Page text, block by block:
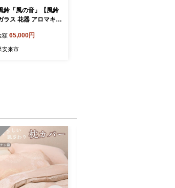
鈴「風の音」【風鈴
ラス 花器 アロマキャ
しゃれ シンプル 花
ンドルベース 硝子
額 65,000円
安来市